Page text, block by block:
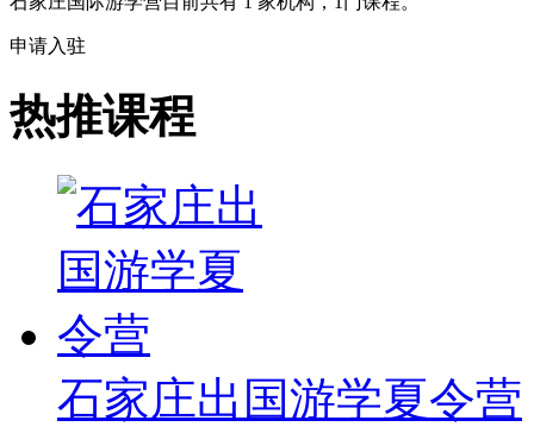
申请入驻
热推课程
石家庄出国游学夏令营